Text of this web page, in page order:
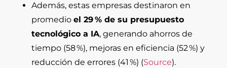
Además, estas empresas destinaron en
promedioel 29 % de su presupuesto
tecnológico a IA, generando ahorros de
tiempo (58 %), mejoras en eficiencia (52 %) y
reducción de errores (41 %) (Source).